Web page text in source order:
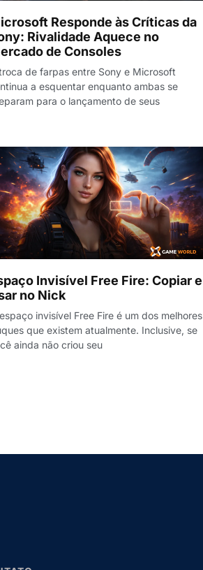
Responde às Críticas da
Rivalidade Aquece no
de Consoles
de farpas entre Sony e Microsoft
a esquentar enquanto ambas se
para o lançamento de seus
Invisível Free Fire: Copiar e
no Nick
invisível Free Fire é um dos melhores
que existem atualmente. Inclusive, se
ainda não criou seu